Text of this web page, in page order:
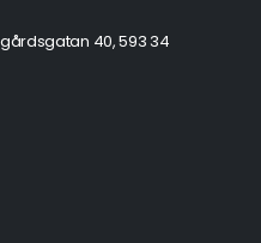
40, 593 34